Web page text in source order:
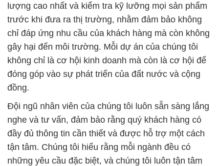
lượng cao nhất và kiểm tra kỹ lưỡng mọi sản phẩm
trước khi đưa ra thị trường, nhằm đảm bảo không
chỉ đáp ứng nhu cầu của khách hàng mà còn không
gây hại đến môi trường. Mỗi dự án của chúng tôi
không chỉ là cơ hội kinh doanh mà còn là cơ hội để
đóng góp vào sự phát triển của đất nước và cộng
đồng.
Đội ngũ nhân viên của chúng tôi luôn sẵn sàng lắng
nghe và tư vấn, đảm bảo rằng quý khách hàng có
đầy đủ thông tin cần thiết và được hỗ trợ một cách
tận tâm. Chúng tôi hiểu rằng mỗi ngành đều có
những yêu cầu đặc biệt, và chúng tôi luôn tận tâm